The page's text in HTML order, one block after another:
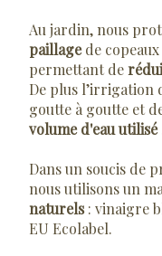
Au jardin, nous
paillagede
permettant de
De plus l’irrigation
goutte à goutte et
volume d'eau utilisé
Dans un soucis de
nous utilisons un
naturels: vinaigre
EU Ecolabel.